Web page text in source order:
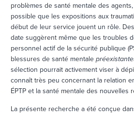
problèmes de santé mentale des
possible que les expositions aux
début de leur service jouent un rôle.
date suggèrent même que les troubles
personnel actif de la sécurité publique
blessures de santé mentale
sélection pourrait activement viser à
connaît très peu concernant la relation
ÉPTP et la santé mentale des nouvelles
La présente recherche a été conçue